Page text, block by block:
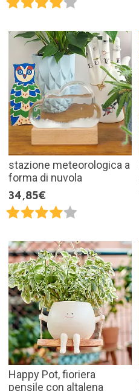
stazione meteorologica a
forma di nuvola
34,85€
Happy Pot, fioriera
pensile con altalena